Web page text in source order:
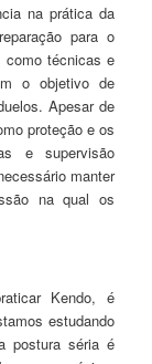
na prática da
para o
como técnicas e
o objetivo de
Apesar de
proteção e os
e supervisão
manter
na qual os
Kendo, é
estudando
postura séria é